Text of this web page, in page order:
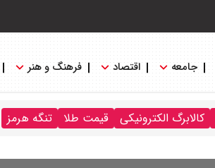
جامعه اقتصاد فرهنگ و هنر
کالابرگ الکترونیکی قیمت طلا تنگه هرمز